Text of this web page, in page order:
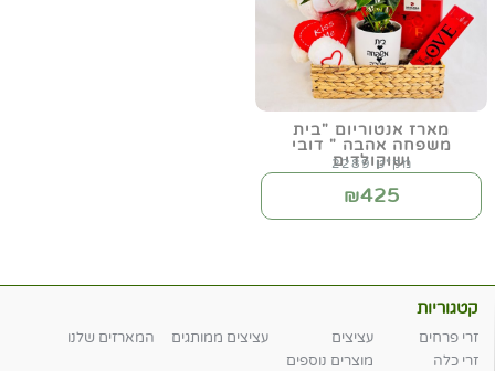
מארז אנטוריום "בית
משפחה אהבה " דובי
ושוקולדים
מק"ט 2289
₪425
קטגוריות
זרי פרחים עציצים עציצים ממותגים
המארזים שלנו
זרי כלה
מוצרים נוספים